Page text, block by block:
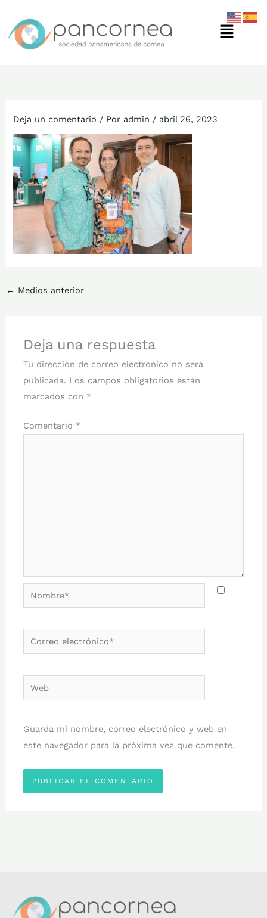
contenido
Menú
Deja un comentario / Por admin / abril 26, 2023
← Medios anterior
Deja una respuesta
Tu dirección de correo electrónico no será
publicada. Los campos obligatorios están
marcados con *
Comentario *
Nombre*
Correo
electrónico*
Web
Guarda mi nombre, correo electrónico y web en
este navegador para la próxima vez que comente.